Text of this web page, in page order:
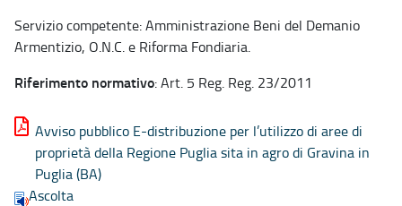
Servizio competente: Amministrazione Beni del Demanio
Armentizio, O.N.C. e Riforma Fondiaria.
Riferimento normativo: Art. 5 Reg. Reg. 23/2011
Avviso pubblico E-distribuzione per l’utilizzo di aree di
proprietà della Regione Puglia sita in agro di Gravina in
Puglia (BA)
Ascolta